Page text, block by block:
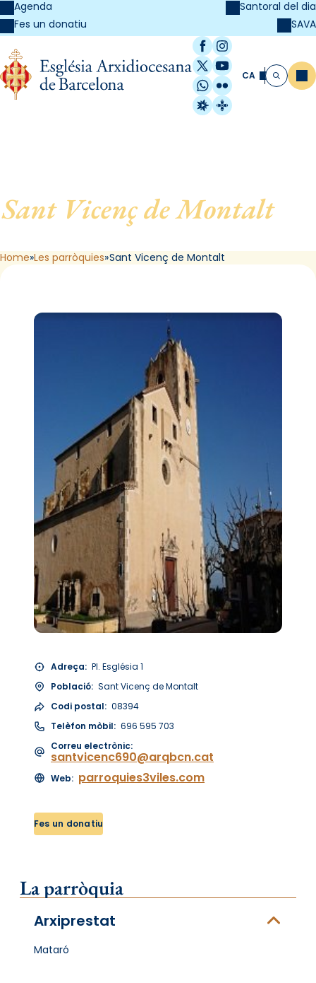
Agenda
Fes un donatiu
Santoral del dia
SAVA
Facebook
Instagram
X / Twitter
YouTube
WhatsApp
Flickr
Radio Estel
Catalunya
CA Cerca
Sant Vicenç de Montalt, de
Sant Vicenç de Montalt
Home Les parròquies Sant Vicenç de Montalt
Adreça: Pl. Església 1
Població: Sant Vicenç de Montalt
Codi postal: 08394
Telèfon mòbil: 696 595 703
Correu electrònic:
santvicenc690@arqbcn.cat
Web: parroquies3viles.com
Fes un donatiu
La parròquia
Arxiprestat
Mataró